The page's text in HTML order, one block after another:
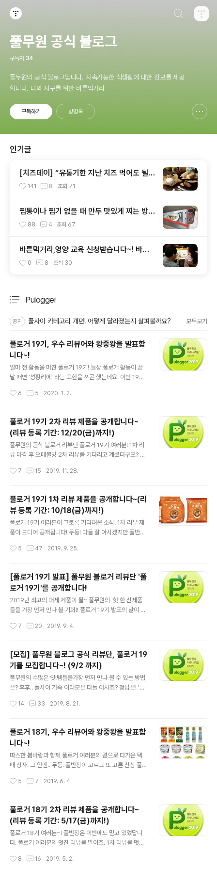
풀무원 공식 블로그
구독자 34
풀무원의 공식 블로그입니다. 지속가능한 식생활에 대한 정보를 제공
합니다. 나와 지구를 위한 바른먹거리
구독하기 방명록
인기글
[치즈데이] “유통기한 지난 치즈 먹어도 될까
요?”
141 8 조회 71
찜통이나 찜기 없을 때 만두 맛있게 찌는 방법
~ 6가지!
88 4 조회 67
바른먹거리,영양 교육 신청받습니다~! 바른
먹거리 확인 캠페인 사이트 오픈!
0 8 조회 30
Pulogger
공지 풀사이 카테고리 개편! 어떻게 달라졌는지 살펴볼까요? 모두보기
풀로거 19기, 우수 리뷰어와 왕중왕을 발표합
니다~!
얼마 전 활동을 마친 풀로거 19기! 늘상 풀로거 활동이 끝
날 때면 '성황리에' 라는 표현을 쓰곤 했는데요. 이번 19기
싶어요. 한 분도 빠짐없이 전원 리뷰 작성에 풀로거 한 분당
든요. 같은 제품군이지만 각기 다른 맛이라 여러 제품을 보
내 드린 경우 하나의 포스트에 모든 맛을 다 소개해주셔도
된다고 했음에도~ 각각의 포스트로 분류해 정말 상세하게
리뷰해주시는 정성까지... 풀반장, 정말 감동해버렸지 뭡니
까.. 흑흑~ ㅜ.ㅠ 풀로거 19기 모집 당시 고심 끝에 선정한
해주시니. 몸 둘 바를 모르겠네요. ㅜ.ㅠ 자~ 풀반장을 이렇
6 5 2020. 1. 2.
풀로거 19기 2차 리뷰 제품을 공개합니다~
(리뷰 등록 기간: 12/20(금)까지!)
풀무원의 공식 블로거 리뷰단 풀로거 19기 여러분! 1차 리
뷰 마감 후 오매불망 2차 리뷰를 기다리고 계셨다구요? 두
풀반장은 기다리는 풀로거 여러분을 즐겁게 해드리고자 그
리뷰 제품을 구성하기 위한 신제품 탐색 작전에 돌입했기
때문이랍니다. 그 결과는? 후후... 시린 손을 호호~~ 추운
겨울에 딱 어울리는 신제품으로 꽉꽉 눌러 담은~ 맛도 양
도 푸짐한 2차 리뷰 박스가 지금 풀로거 여러분의 집으로
이.동.중!!! 과연 풀반장이 엄선한 풀로거 2차 리뷰 제품들
이제는 쌀국수로 즐겨요... 올해의 대세 먹거리는 누가 뭐래
7 15 2019. 11. 28.
풀로거 19기 1차 리뷰 제품을 공개합니다~(리
뷰 등록 기간: 10/18(금)까지!)
풀로거 19기 여러분이 그토록 기다려온 소식! 1차 리뷰 제
품이 드디어 공개됩니다! 두둥! 다들 잘 아시겠지만 풀반장
해 늘 고민하고 있는데요. 고민 끝에 구성된 풀로거 19기 1
제품 모음입니다. 아직 잘 알려지지 않은 제품부터 슬슬 인
기몰이 하고 있는 제품까지. 아직은 낯선 새얼굴들이지만
누가 대세 제품으로 떠오를지 우리 풀로거 여러분께서 판
단해주시기를 바라며~! 풀로거 19기 1차 리뷰제품! 지금
공개합니다. . . . 하나. 포기하지 마라! 멈추지 마라!... 멈출
어도 한 번만 먹은 사람은 없다고 할 정도로 강한 중독성을
5 47 2019. 9. 25.
[풀로거 19기 발표] 풀무원 블로거 리뷰단 '풀
로거 19기'를 공개합니다!
2019년 최고의 대세 제품이 될~ 풀무원의 '핫'한 신제품
들을 가장 먼저 만나 볼 기회!! 풀로거 19기 발표의 날이 밝
정을 담은 출사표를 남겨주셨는데요. 풀반장은 감동의 눈
답니다. 그리하여 결정된 풀로거 19기!! 풀무원에 대한 사
랑과 열정만 있다면 누구나 가능한 풀로거 19기에 선정된
그 영광의 주인공들을 지금 공개합니다!!! 강윤이님(yun~)
/ 김수진님(j67~) / 김영선님(dpd~) / 김은미님(emj~) /
김정민님(51j~) / 리리제이님(stop~) / 러블리민수님(jm
ab~) / 상큼이님(cls~) / 신..
7 20 2019. 9. 4.
[모집] 풀무원 블로그 공식 리뷰단, 풀로거 19
기를 모집합니다~! (9/2 까지)
풀무원의 수많은 잇!템들을가장 먼저 만나 볼 수 있는 방법
은? 후후.. 풀사이 가족 여러분은 다들 아시죠? 정답은! '풀
이야기'의 공식 리뷰단! 드디어~ '풀로거' 모집이 시작됐습
신제품들과 풀로거 활동 시기에 맞는 테마 제품들을 리뷰
제품으로 준비했구요. 꾸준히 블로그를 운영중인 분들이라
면 파워블로거가 아니어도 문제 없으니 부담갖지 마시고
신청 고고! 누구나 하고 싶고 누구나 될 수 있는 풀로거! 풀
로거에 도전하는 법은 간단해요~! 댓글로 "가장 좋아하는
남기면 끝! 그리고 이제 남은건 풀반장의 선택만 기다리면
14 33 2019. 8. 21.
풀로거 18기, 우수 리뷰어와 왕중왕을 발표합
니다~!
따스한 봄바람과 함께 풀로거 여러분의 곁으로 다가온 택
배 상자. 그 안엔.. 두둥. 풀반장이 고르고 또 고른 신상 풀무
제품들이었는데요. 역시나 큰 손 풀반장의 매직터치가 가
둘. 셋. 넷.... 헉! 무려 24종의 제품이!!! 심지어 리뷰를 위해
같은 제품이 여러개 들어있기도 했으니 택배 상자가 정~~
~말 무거우셨을듯 하네요. 후후. 그런 풀반장의 마음에 보
답하듯 열정적인 리뷰로 답해주신 풀로거 18기 여러분! 이
자리를 빌려 다시 한 번 고맙고. 감사하고. 사..사.. 좋아한다
편 꼼꼼히 살펴보고 보고 또 봤거든요! 보내주신 피드..
5 7 2019. 6. 4.
풀로거 18기 2차 리뷰 제품을 공개합니다~
(리뷰 등록 기간: 5/17(금)까지!)
풀로거 18기 여러분~! 풀반장은 이번에도 믿고 있었답니
다. 풀로거 여러분의 멋진 리뷰를 말이죠. 1차 리뷰를 멋지
1차 때 멋진 리뷰를 선사해주신 풀로거 18기 분들께 보답
8 16 2019. 5. 2.